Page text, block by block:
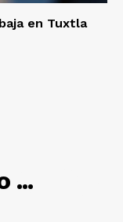
en Tuxtla
...